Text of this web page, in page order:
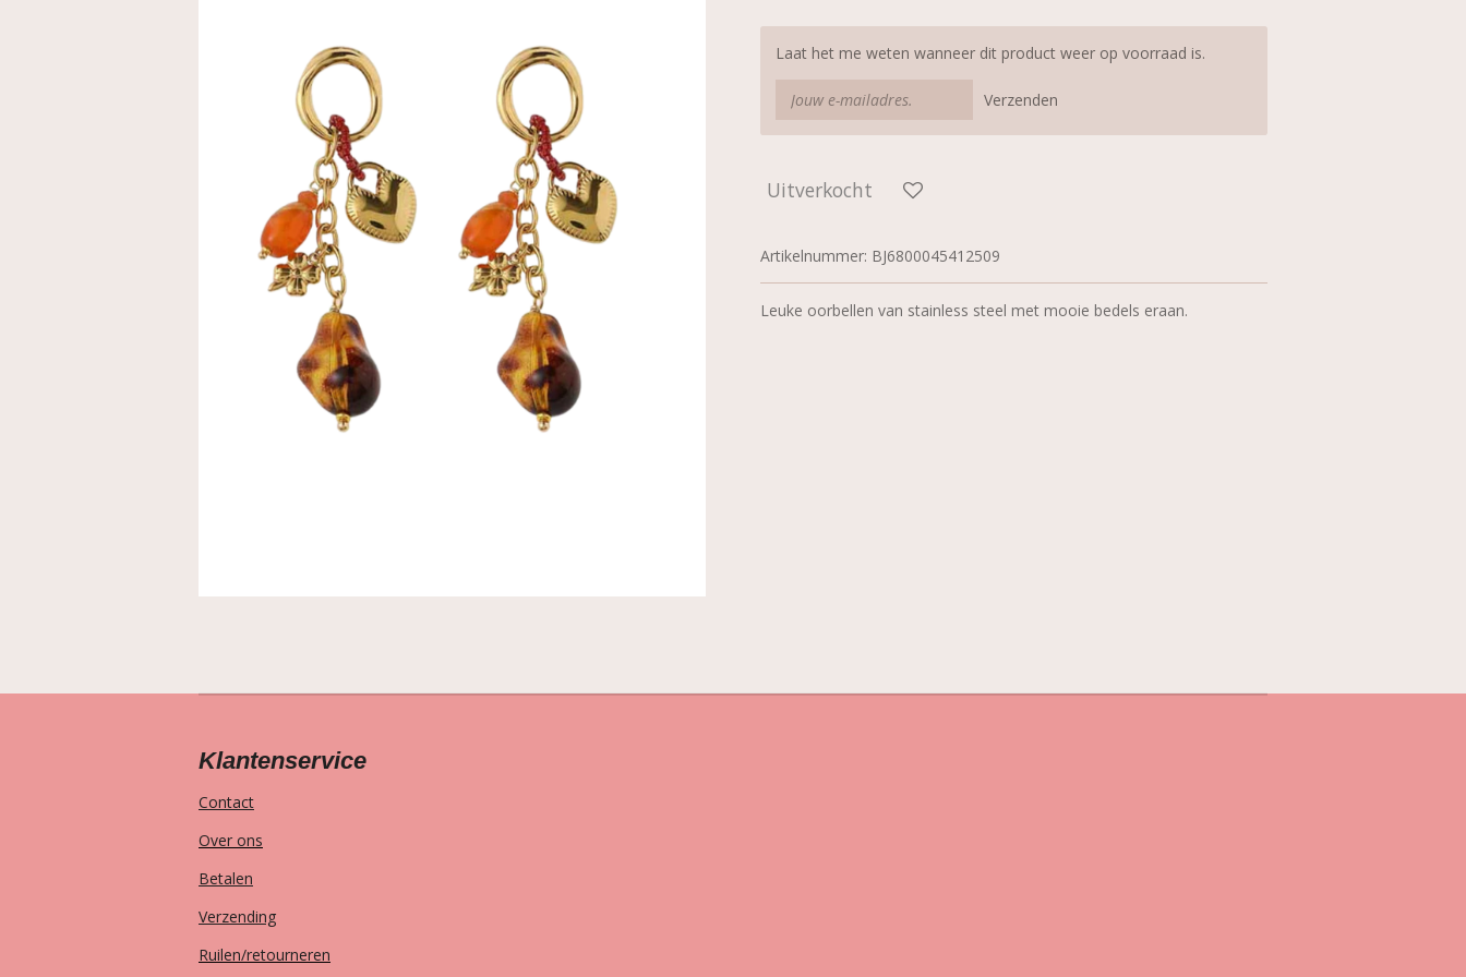
Laat het me weten wanneer dit product weer op voorraad is.
Verzenden
Uitverkocht
Artikelnummer: BJ6800045412509
Leuke oorbellen van stainless steel met mooie bedels eraan.
Klantenservice
Contact
Over ons
Betalen
Verzending
Ruilen/retourneren